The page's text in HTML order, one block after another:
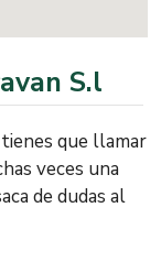
S.l
que llamar
veces una
de dudas al